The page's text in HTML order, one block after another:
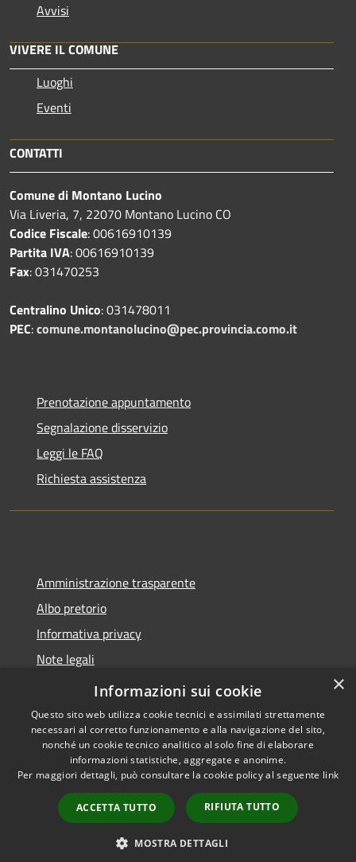
Avvisi
VIVERE IL COMUNE
Luoghi
Eventi
CONTATTI
Comune di Montano Lucino
Via Liveria, 7, 22070 Montano Lucino CO
Codice Fiscale: 00616910139
Partita IVA: 00616910139
Fax: 031470253
Centralino Unico: 031478011
PEC:comune.montanolucino@pec.provincia.como.it
Prenotazione appuntamento
Segnalazione disservizio
Leggi le FAQ
Richiesta assistenza
Amministrazione trasparente
Albo pretorio
Informativa privacy
Note legali
Dichiarazione di accessibilità
Accessibilità
Copyright © 2026 • Comune di
Montano Lucino • Powered by
Municipium•
Accesso
redazione
×
Informazioni sui cookie
Questo sito web utilizza cookie tecnici e assimilati strettamente
necessari al corretto funzionamento e alla navigazione del sito,
nonché un cookie tecnico analitico al solo fine di elaborare
informazioni statistiche, aggregate e anonime.
Per maggiori dettagli, può consultare la cookie policy al seguente link
ACCETTA TUTTO RIFIUTA TUTTO
MOSTRA DETTAGLI